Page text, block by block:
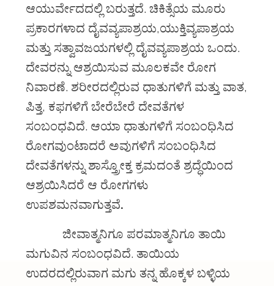
ಆಯುರ್ವೇದದಲ್ಲಿ ಬರುತ್ತದೆ. ಚಿಕಿತ್ಸೆಯ ಮೂರು
ಪ್ರಕಾರಗಳಾದ ದೈವವ್ಯಪಾಶ್ರಯ,ಯುಕ್ತಿವ್ಯಪಾಶ್ರಯ
ಮತ್ತು ಸತ್ವಾವಜಯಗಳಲ್ಲಿ ದೈವವ್ಯಪಾಶ್ರಯ ಒಂದು.
ದೇವರನ್ನು ಆಶ್ರಯಿಸುವ ಮೂಲಕವೇ ರೋಗ
ನಿವಾರಣೆ. ಶರೀರದಲ್ಲಿರುವ ಧಾತುಗಳಿಗೆ ಮತ್ತು ವಾತ,
ಪಿತ್ತ, ಕಫಗಳಿಗೆ ಬೇರೆಬೇರೆ ದೇವತೆಗಳ
ಸಂಬಂಧವಿದೆ. ಆಯಾ ಧಾತುಗಳಿಗೆ ಸಂಬಂಧಿಸಿದ
ರೋಗವುಂಟಾದರೆ ಅವುಗಳಿಗೆ ಸಂಬಂಧಿಸಿದ
ದೇವತೆಗಳನ್ನು ಶಾಸ್ತ್ರೋಕ್ತ ಕ್ರಮದಂತೆ ಶ್ರದ್ಧೆಯಿಂದ
ಆಶ್ರಯಿಸಿದರೆ ಆ ರೋಗಗಳು
ಉಪಶಮನವಾಗುತ್ತವೆ.
ಜೀವಾತ್ಮನಿಗೂ ಪರಮಾತ್ಮನಿಗೂ ತಾಯಿ
ಮಗುವಿನ ಸಂಬಂಧವಿದೆ. ತಾಯಿಯ
ಉದರದಲ್ಲಿರುವಾಗ ಮಗು ತನ್ನ ಹೊಕ್ಕಳ ಬಳ್ಳಿಯ